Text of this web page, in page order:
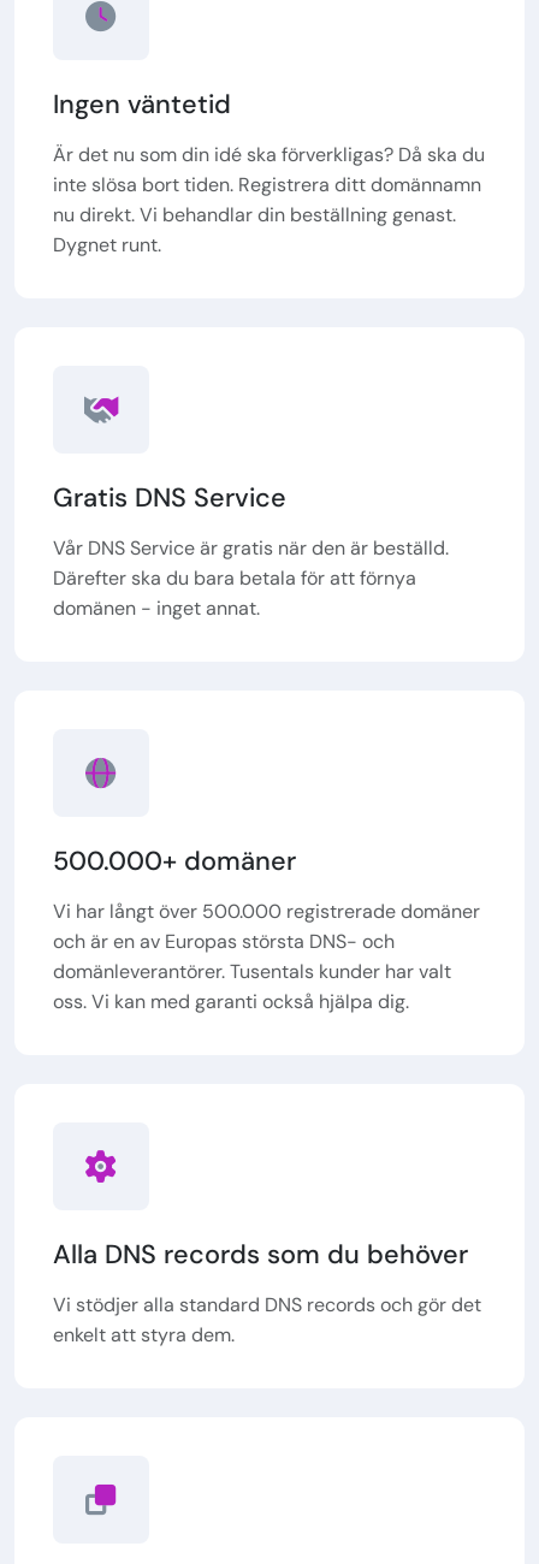
Ingen väntetid
Är det nu som din idé ska förverkligas? Då ska du
inte slösa bort tiden. Registrera ditt domännamn
nu direkt. Vi behandlar din beställning genast.
Dygnet runt.
Gratis DNS Service
Vår DNS Service är gratis när den är beställd.
Därefter ska du bara betala för att förnya
domänen - inget annat.
500.000+ domäner
Vi har långt över 500.000 registrerade domäner
och är en av Europas största DNS- och
domänleverantörer. Tusentals kunder har valt
oss. Vi kan med garanti också hjälpa dig.
Alla DNS records som du behöver
Vi stödjer alla standard DNS records och gör det
enkelt att styra dem.